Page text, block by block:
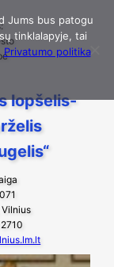
lopšelis-
Jums bus patogu
tinklalapyje, tai
Privatumo politika